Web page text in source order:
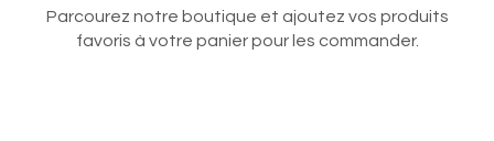
Parcourez notre boutique et ajoutez vos produits
favoris à votre panier pour les commander.